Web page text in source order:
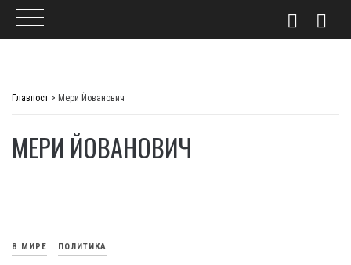
Главпост > Мери Йованович
МЕРИ ЙОВАНОВИЧ
В МИРЕ ПОЛИТИКА